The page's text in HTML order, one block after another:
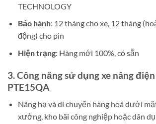
TECHNOLOGY
Bảo hành: 12 tháng cho xe, 12 tháng
động) cho pin
Hiện trạng: Hàng mới 100%, có sẵn
3. Công năng sử dụng xe nâng
PTE15QA
Nâng hạ và di chuyển hàng hoá dưới
xưởng, kho bãi công nghiệp hoặc dân